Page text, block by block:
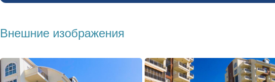
Внешние изображения